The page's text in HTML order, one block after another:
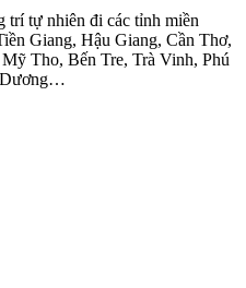
tự nhiên đi các tỉnh miền
Giang, Hậu Giang, Cần Thơ,
Tho, Bến Tre, Trà Vinh, Phú
Dương…